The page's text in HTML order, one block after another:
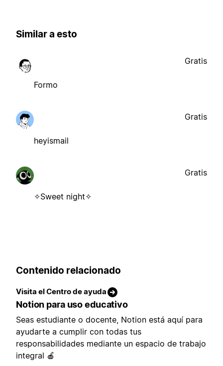
Similar a esto
Formo
Gratis
heyismail
Gratis
✧Sweet night✧
Gratis
Contenido relacionado
Visita el Centro de ayuda
Notion para uso educativo
Seas estudiante o docente, Notion está aquí para
ayudarte a cumplir con todas tus
responsabilidades mediante un espacio de trabajo
integral 🍎